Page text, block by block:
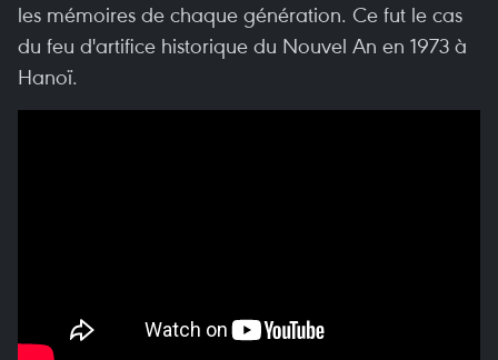
les mémoires de chaque génération. Ce fut le cas
du feu d'artifice historique du Nouvel An en 1973 à
Hanoï.